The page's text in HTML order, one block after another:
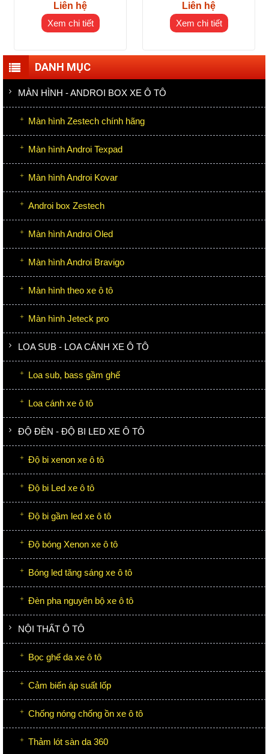
Liên hệ
Xem chi tiết
Liên hệ
Xem chi tiết
DANH MỤC
MÀN HÌNH - ANDROI BOX XE Ô TÔ
Màn hình Zestech chính hãng
Màn hình Androi Texpad
Màn hình Androi Kovar
Androi box Zestech
Màn hình Androi Oled
Màn hình Androi Bravigo
Màn hình theo xe ô tô
Màn hình Jeteck pro
LOA SUB - LOA CÁNH XE Ô TÔ
Loa sub, bass gầm ghế
Loa cánh xe ô tô
ĐỘ ĐÈN - ĐỘ BI LED XE Ô TÔ
Độ bi xenon xe ô tô
Độ bi Led xe ô tô
Độ bi gầm led xe ô tô
Độ bóng Xenon xe ô tô
Bóng led tăng sáng xe ô tô
Đèn pha nguyên bộ xe ô tô
NỘI THẤT Ô TÔ
Bọc ghế da xe ô tô
Cảm biến áp suất lốp
Chống nóng chống ồn xe ô tô
Thảm lót sàn da 360